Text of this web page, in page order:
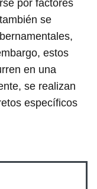
por factores
se
estos
en una
se realizan
específicos